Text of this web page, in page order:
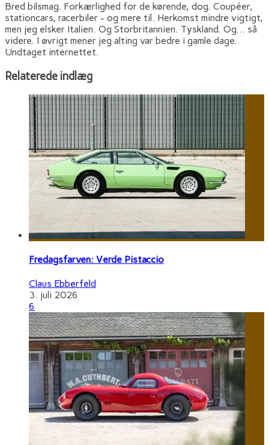
Bred bilsmag. Forkærlighed for de kørende, dog. Coupéer,
stationcars, racerbiler - og mere til. Herkomst mindre vigtigt,
men jeg elsker Italien. Og Storbritannien. Tyskland. Og... så
videre. I øvrigt mener jeg alting var bedre i gamle dage.
Undtaget internettet.
Relaterede indlæg
Fredagsfarven: Verde Pistaccio
Claus Ebberfeld
3. juli 2026
6